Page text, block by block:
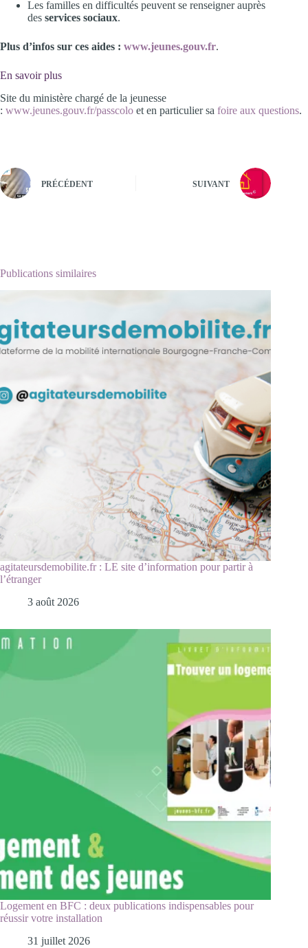
Les familles en difficultés peuvent se renseigner auprès
des services sociaux.
Plus d’infos sur ces aides : www.jeunes.gouv.fr.
En savoir plus
Site du ministère chargé de la jeunesse
: www.jeunes.gouv.fr/passcolo et en particulier sa foire aux questions.
PRÉCÉDENT SUIVANT
Publications similaires
agitateursdemobilite.fr : LE site d’information pour partir à
l’étranger
3 août 2026
Logement en BFC : deux publications indispensables pour
réussir votre installation
31 juillet 2026